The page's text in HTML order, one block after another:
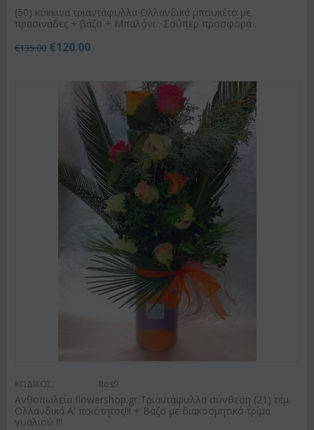
(50) κόκκινα τριαντάφυλλα Ολλανδικά μπουκέτο με
πρασινάδες + βάζο + Μπαλόνι . Σούπερ προσφορά .
€135.00 €120.00
ΚΩΔΙΚΟΣ: Ros9
Ανθοπωλεία flowershop.gr Τριαντάφυλλα σύνθεση (21) τεμ.
Ολλανδικά Α' ποιότητος!!! + Βάζο με διακοσμητικό τρίμα
γυαλιού !!!